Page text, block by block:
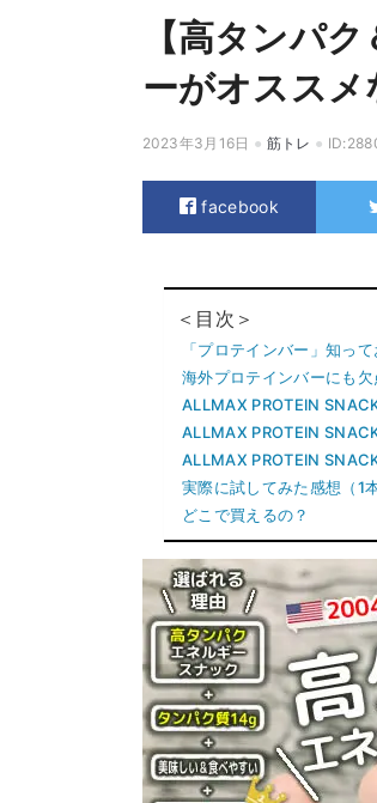
【高タンパ
ーがオススメ
2023年3月16日 筋トレ
facebook
＜目次＞
「プロテインバー」知っ
海外プロテインバーにも欠
ALLMAX PROTEIN
ALLMAX PROTEIN
ALLMAX PROTEIN
実際に試してみた感想（1本
どこで買えるの？